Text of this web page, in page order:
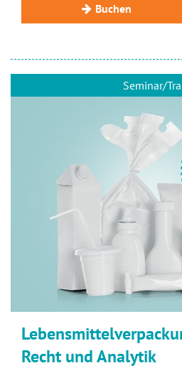
Buchen
Seminar/
Recht und Analytik